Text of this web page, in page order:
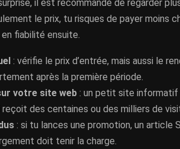
il est recommandé de regarder
le prix, tu risques de payer moins
fiabilité ensuite.
: vérifie le prix d’entrée, mais aussi le
après la première période.
votre site web : un petit site informatif
reçoit des centaines ou des milliers de
: si tu lances une promotion, un article
doit tenir la charge.